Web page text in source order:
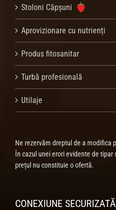
Stoloni Căpșuni
Aprovizionare cu nutrienți
Produs fitosanitar
Turbă profesională
Utilaje
Ne rezervăm dreptul de a modifica
În cazul unei erori evidente de
prețul nu constituie o ofertă.
CONEXIUNE SECURIZATĂ